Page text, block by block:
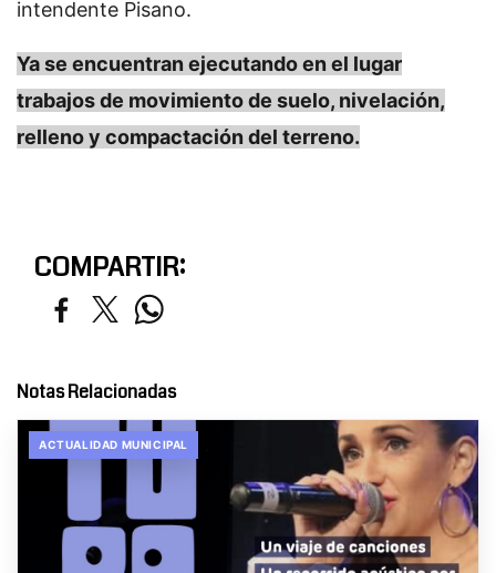
intendente Pisano.
Ya se encuentran ejecutando en el lugar
trabajos de movimiento de suelo, nivelación,
relleno y compactación del terreno.
COMPARTIR:
Notas Relacionadas
ACTUALIDAD MUNICIPAL